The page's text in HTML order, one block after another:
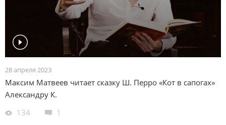
28 апреля 2023
Максим Матвеев читает сказку Ш. Перро «Кот в сапогах»
Александру К.
134
1